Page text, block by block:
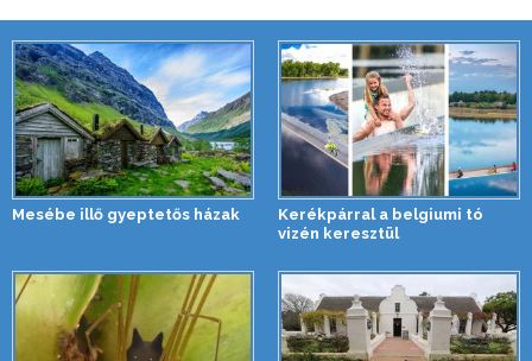
Mesébe illő gyeptetős házak
Kerékpárral a belgiumi tó
vizén keresztül